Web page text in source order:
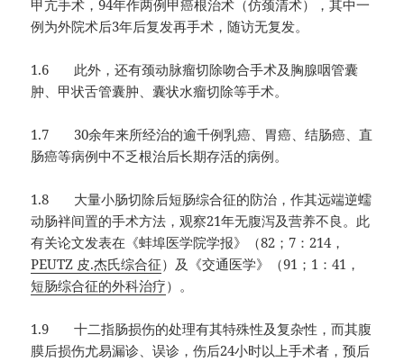
甲亢手术，94年作两例甲癌根治术（仿颈清术），其中一
例为外院术后3年后复发再手术，随访无复发。
1.6 此外，还有颈动脉瘤切除吻合手术及胸腺咽管囊
肿、甲状舌管囊肿、囊状水瘤切除等手术。
1.7 30余年来所经治的逾千例乳癌、胃癌、结肠癌、直
肠癌等病例中不乏根治后长期存活的病例。
1.8 大量小肠切除后短肠综合征的防治，作其远端逆蠕
动肠袢间置的手术方法，观察21年无腹泻及营养不良。此
有关论文发表在《蚌埠医学院学报》（82；7：214，
PEUTZ 皮.杰氏综合征）及《交通医学》（91；1：41，
短肠综合征的外科治疗）。
1.9 十二指肠损伤的处理有其特殊性及复杂性，而其腹
膜后损伤尤易漏诊、误诊，伤后24小时以上手术者，预后